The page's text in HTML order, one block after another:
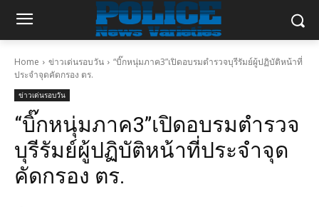
Home ข่าวเด่นรอบวัน
“บิ๊กหนุ่มภาค3”เปิดอบรมตำรวจบุรีรัมย์ผู้ปฏิบัติหน้าที่
ประจำจุดคัดกรอง ตร.
ข่าวเด่นรอบวัน
“บิ๊กหนุ่มภาค3”เปิดอบรมตำรวจ
บุรีรัมย์ผู้ปฏิบัติหน้าที่ประจำจุด
คัดกรอง ตร.